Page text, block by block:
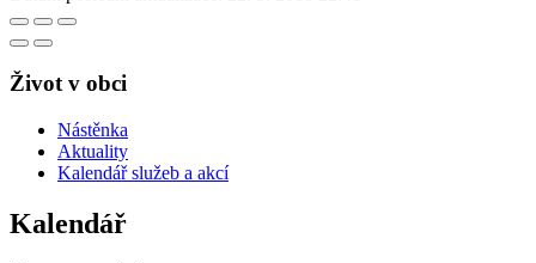
Život v obci
Nástěnka
Aktuality
Kalendář služeb a akcí
Kalendář